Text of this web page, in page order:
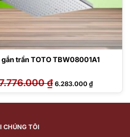
gắn trần TOTO TBW08001A1
₫ Giá
gốc
là:
6.283.000₫Giá
hiện
tại
6.283.000
CHÚNG TÔI